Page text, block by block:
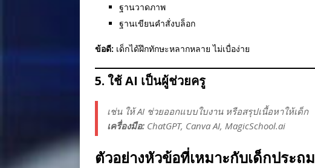
ฐานวาดภาพ
ฐานเขียนคำสั่งบล็อก
ข้อดี: เด็กได้ฝึกทักษะหลากหลาย ไม่เบื่อง่าย
5. ใช้ AI เป็นผู้ช่วยครู
เช่น ให้ AI ช่วยออกแบบใบงาน หรือสรุปเนื้อหาให้เด็ก
เครื่องมือ: ChatGPT, Canva AI, MagicSchool.ai
ตัวอย่างหัวข้อที่เหมาะกับเด็กประถม